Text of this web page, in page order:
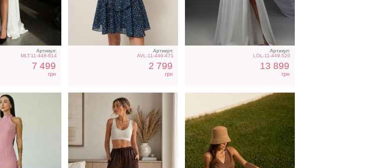
Артикул:
MLT-11-448-614
7 499
грн
Артикул:
AVL-11-446-471
2 799
грн
Артикул:
LOL-11-449-520
13 899
грн
футляр с
на ноге
Классические
шоколадные шелковые
летние женские брюки
Коричневая классическая
шелковая майка с V-
вырезом